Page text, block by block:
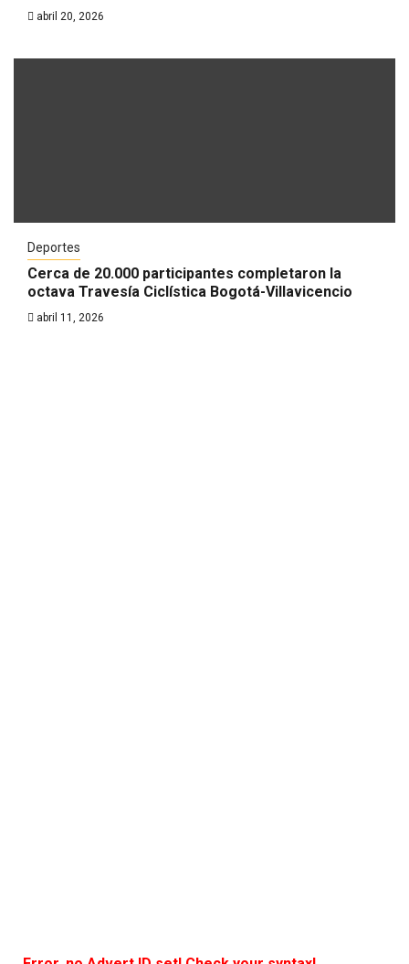
abril 20, 2026
Deportes
Cerca de 20.000 participantes completaron la
octava Travesía Ciclística Bogotá-Villavicencio
abril 11, 2026